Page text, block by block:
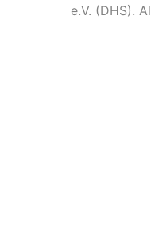
e.V. (DHS).